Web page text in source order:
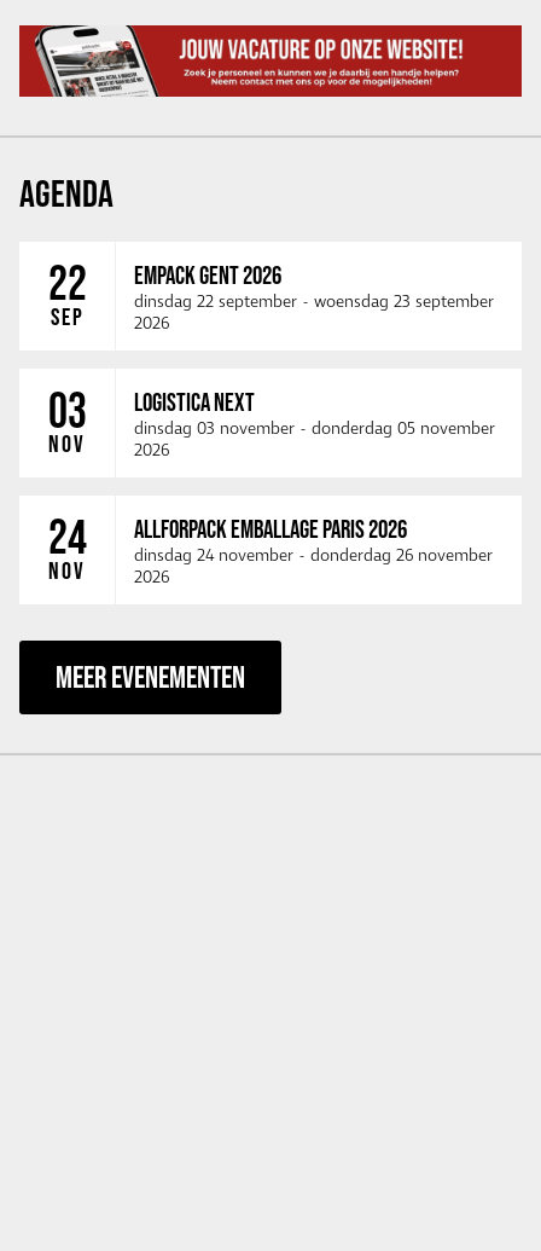
AGENDA
22
SEP
EMPACK GENT 2026
dinsdag 22 september - woensdag 23 september
2026
03
NOV
LOGISTICA NEXT
dinsdag 03 november - donderdag 05 november
2026
24
NOV
ALLFORPACK EMBALLAGE PARIS 2026
dinsdag 24 november - donderdag 26 november
2026
MEER EVENEMENTEN